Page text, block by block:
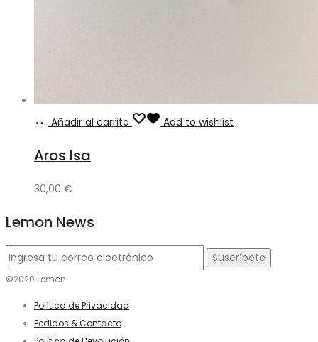
Añadir al carrito Add to wishlist
Aros Isa
30,00 €
Lemon News
©2020 Lemon
Política de Privacidad
Pedidos & Contacto